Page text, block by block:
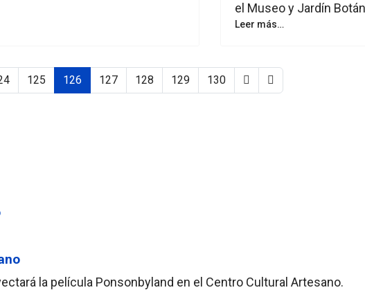
el Museo y Jardín
Leer más…
125 126 127 128 129 130
la película Ponsonbyland en el Centro Cultural Artesano.